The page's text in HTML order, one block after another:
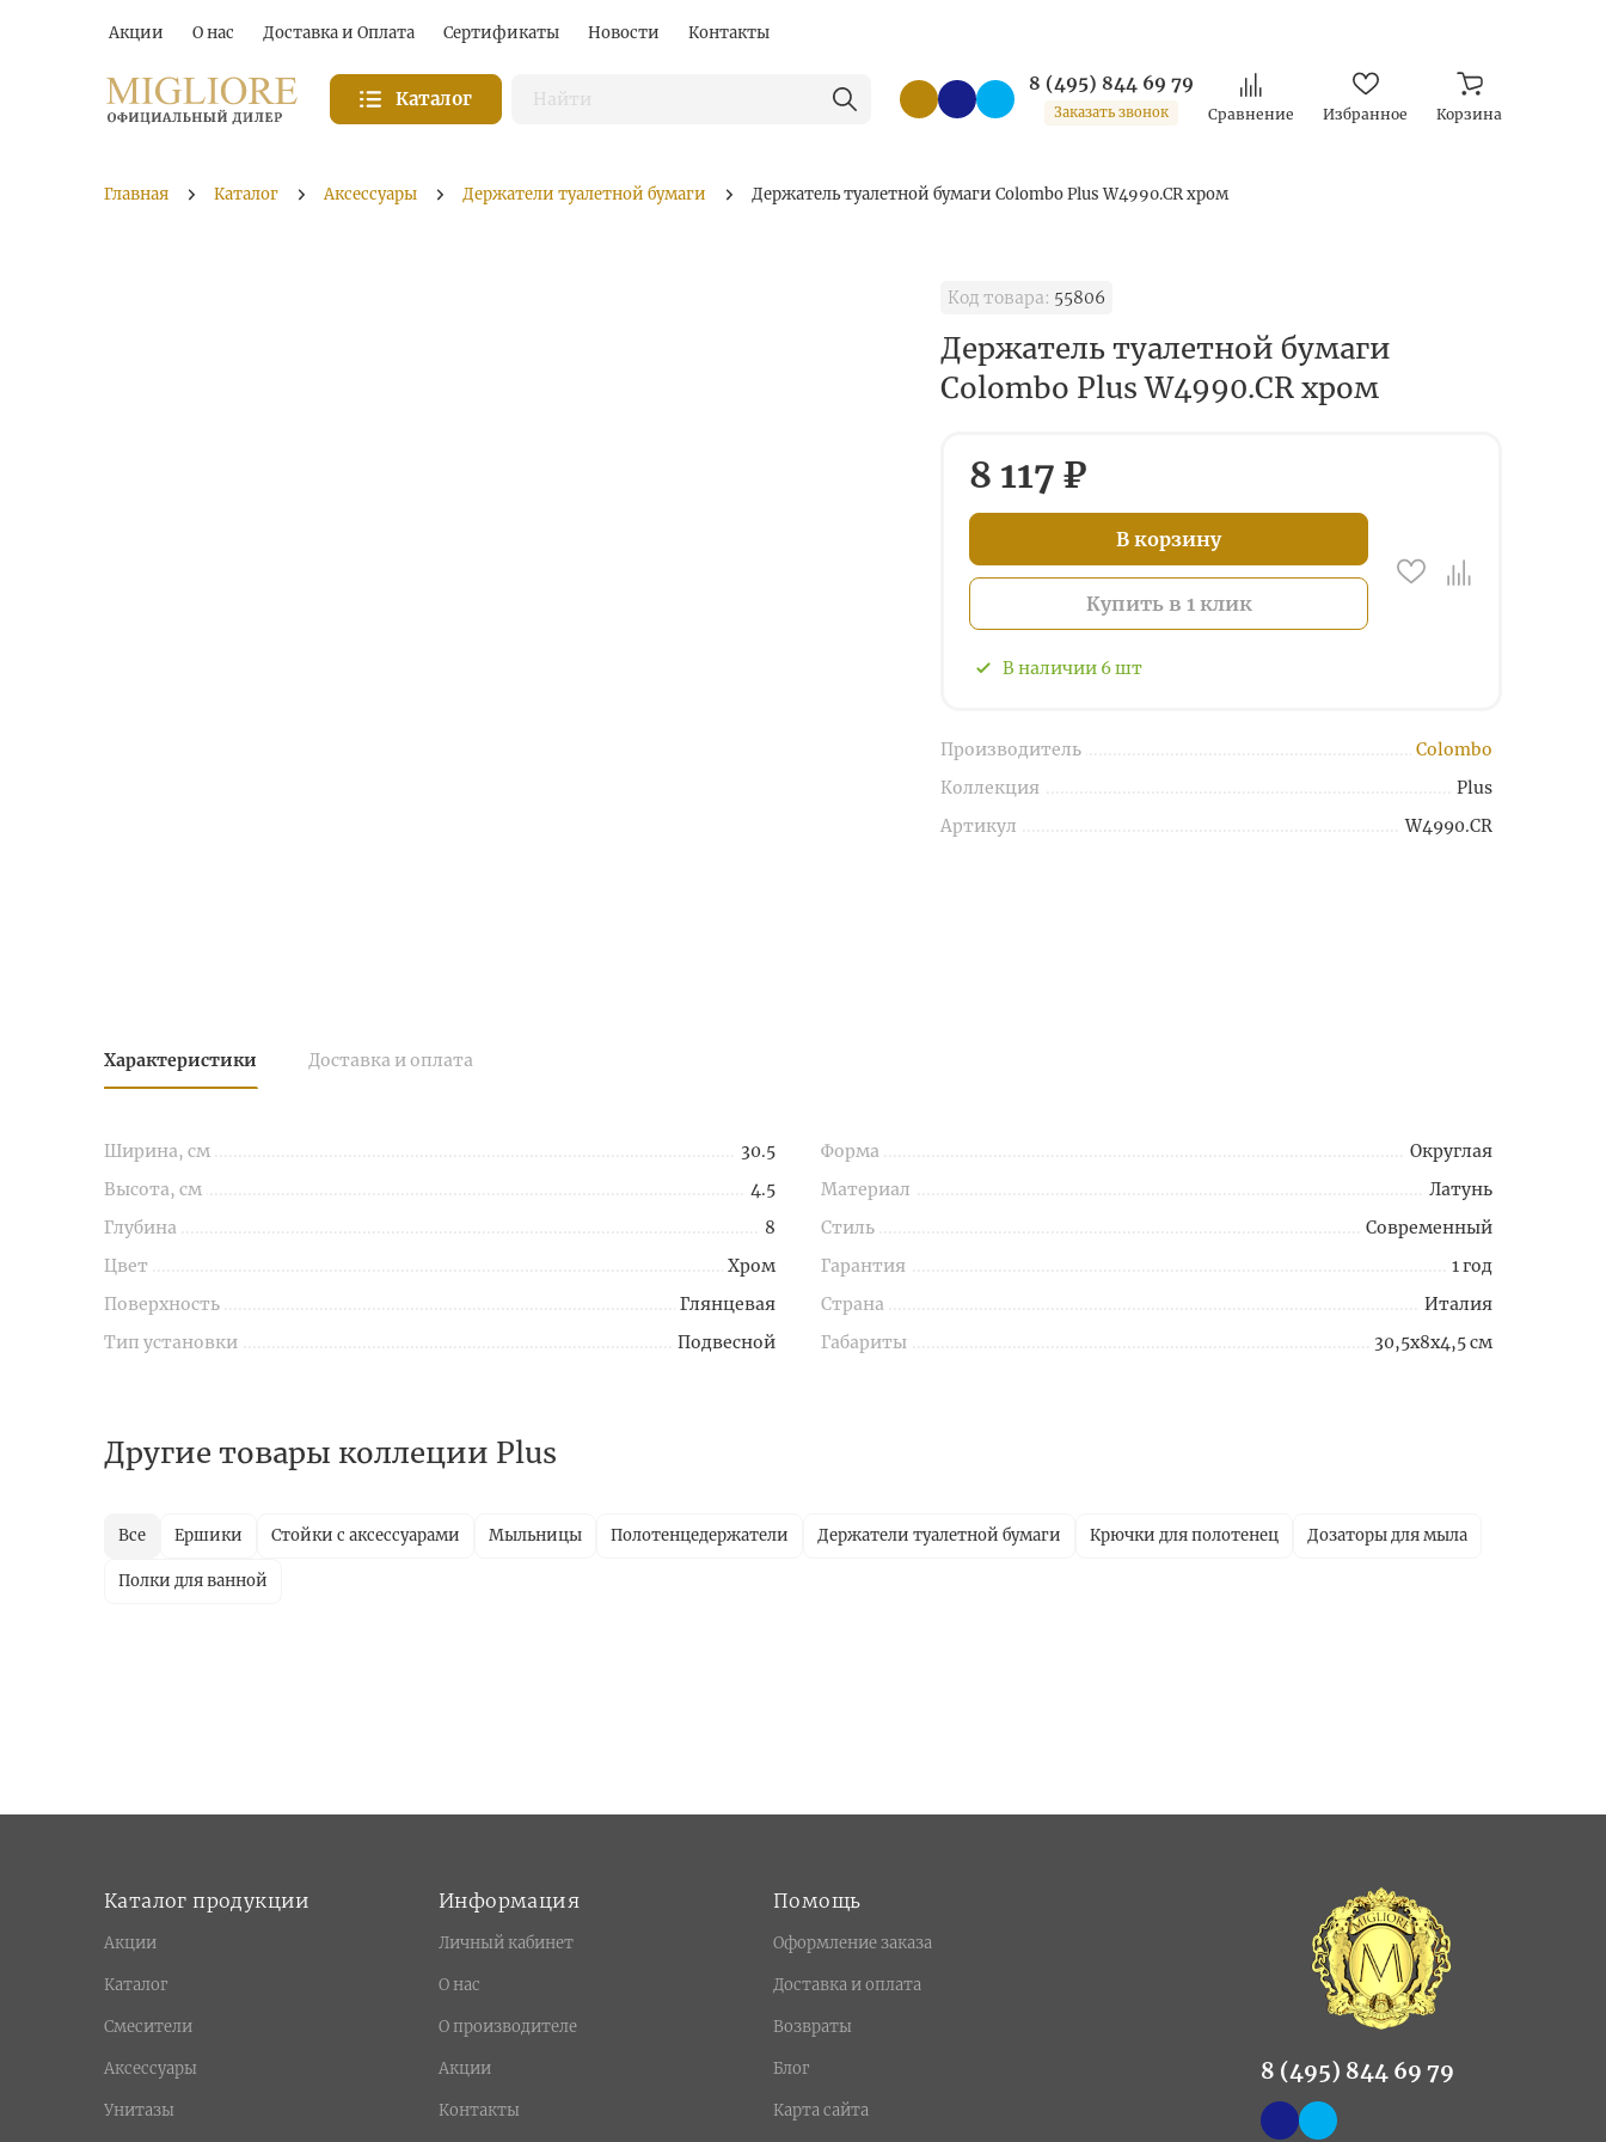
Акции О нас Доставка и Оплата Сертификаты Новости Контакты
Каталог
8 (495) 844 69 79
Заказать звонок Сравнение Избранное Корзина
Главная Каталог Аксессуары Держатели туалетной бумаги Держатель туалетной бумаги Colombo Plus W4990.CR хром
Код товара: 55806
Держатель туалетной бумаги
Colombo Plus W4990.CR хром
8 117 ₽
В корзину
Купить в 1 клик
В наличии 6шт
Производитель
Colombo
Коллекция
Plus
Артикул
W4990.CR
Характеристики Доставка и оплата
Ширина, см
30.5
Высота, см
4.5
Глубина
8
Цвет
Хром
Поверхность
Глянцевая
Тип установки
Подвесной
Форма
Округлая
Материал
Латунь
Стиль
Современный
Гарантия
1 год
Страна
Италия
Габариты
30,5x8x4,5 см
Другие товары коллеции Plus
Все Ершики Стойки с аксессуарами Мыльницы Полотенцедержатели Держатели туалетной бумаги Крючки для полотенец Дозаторы для мыла
Полки для ванной
Каталог продукции
Акции
Каталог
Смесители
Аксессуары
Унитазы
Информация
Личный кабинет
О нас
О производителе
Акции
Контакты
Помощь
Оформление заказа
Доставка и оплата
Возвраты
Блог
Карта сайта
8 (495) 844 69 79